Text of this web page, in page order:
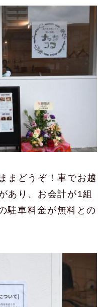
まどうぞ！車でお越
あり、お会計が1組
駐車料金が無料との